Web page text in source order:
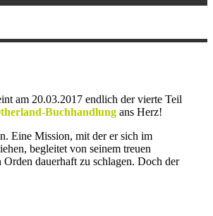
am 20.03.2017 endlich der vierte Teil
Buchhandlung ans Herz!
Eine Mission, mit der er sich im
begleitet von seinem treuen
dauerhaft zu schlagen. Doch der